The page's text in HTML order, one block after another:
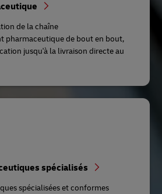
de la chaîne
pharmaceutique de bout en bout,
jusqu'à la livraison directe au
spécialisés
spécialisées et conformes